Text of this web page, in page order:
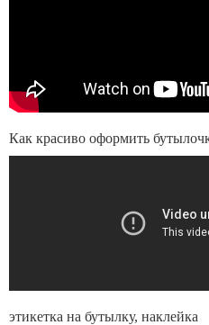
Как красиво оформить
этикетка на бутылку, наклейка